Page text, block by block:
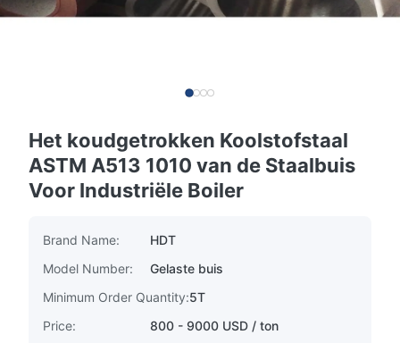
Het koudgetrokken Koolstofstaal
ASTM A513 1010 van de Staalbuis
Voor Industriële Boiler
Brand Name:
HDT
Model Number:
Gelaste buis
Minimum Order Quantity:5T
Price:
800 - 9000 USD / ton